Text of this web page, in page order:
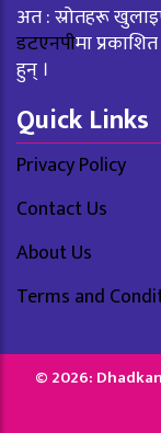
अत : स्रोतहरू
डटएनपीमा
हुन् ।
Quick Links
Privacy Policy
Contact Us
About Us
Terms and
© 2026: